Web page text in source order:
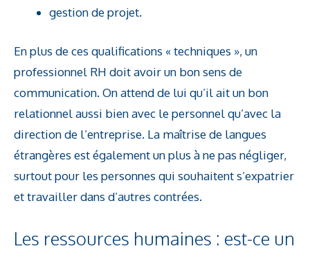
gestion de projet.
En plus de ces qualifications « techniques », un
professionnel RH doit avoir un bon sens de
communication. On attend de lui qu’il ait un bon
relationnel aussi bien avec le personnel qu’avec la
direction de l’entreprise. La maîtrise de langues
étrangères est également un plus à ne pas négliger,
surtout pour les personnes qui souhaitent s’expatrier
et travailler dans d’autres contrées.
Les ressources humaines : est-ce un